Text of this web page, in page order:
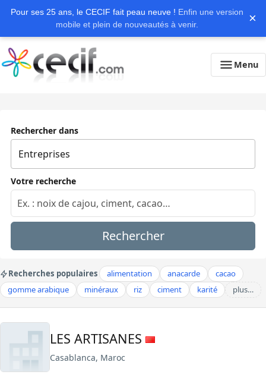
Pour ses 25 ans, le CECIF fait peau neuve ! Enfin une version
mobile et plein de nouveautés à venir.
×
Menu
Rechercher dans
Votre recherche
Rechercher
Recherches populaires alimentation anacarde
cacao
gomme arabique
minéraux riz ciment karité plus…
LES ARTISANES
Casablanca, Maroc